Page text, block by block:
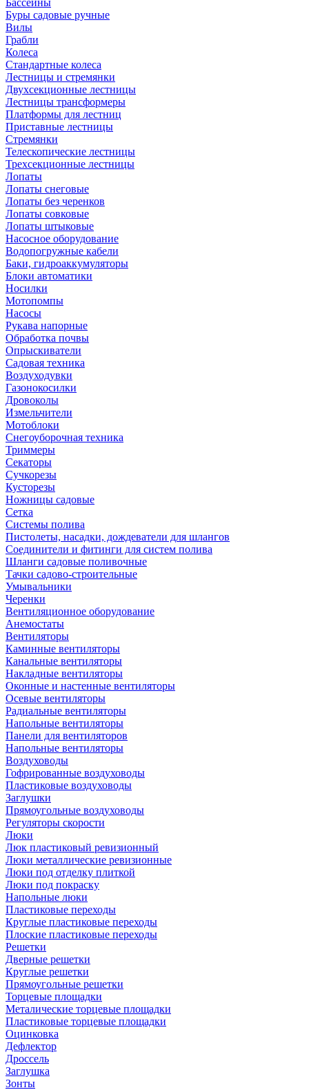
Бассейны
Буры садовые ручные
Вилы
Грабли
Колеса
Стандартные колеса
Лестницы и стремянки
Двухсекционные лестницы
Лестницы трансформеры
Платформы для лестниц
Приставные лестницы
Стремянки
Телескопические лестницы
Трехсекционные лестницы
Лопаты
Лопаты снеговые
Лопаты без черенков
Лопаты совковые
Лопаты штыковые
Насосное оборудование
Водопогружные кабели
Баки, гидроаккумуляторы
Блоки автоматики
Носилки
Мотопомпы
Насосы
Рукава напорные
Обработка почвы
Опрыскиватели
Садовая техника
Воздуходувки
Газонокосилки
Дровоколы
Измельчители
Мотоблоки
Снегоуборочная техника
Триммеры
Секаторы
Сучкорезы
Кусторезы
Ножницы садовые
Сетка
Системы полива
Пистолеты, насадки, дождеватели для шлангов
Соединители и фитинги для систем полива
Шланги садовые поливочные
Тачки садово-строительные
Умывальники
Черенки
Вентиляционное оборудование
Анемостаты
Вентиляторы
Каминные вентиляторы
Канальные вентиляторы
Накладные вентиляторы
Оконные и настенные вентиляторы
Осевые вентиляторы
Радиальные вентиляторы
Напольные вентиляторы
Панели для вентиляторов
Напольные вентиляторы
Воздуховоды
Гофрированные воздуховоды
Пластиковые воздуховоды
Заглушки
Прямоугольные воздуховоды
Регуляторы скорости
Люки
Люк пластиковый ревизионный
Люки металлические ревизионные
Люки под отделку плиткой
Люки под покраску
Напольные люки
Пластиковые переходы
Круглые пластиковые переходы
Плоские пластиковые переходы
Решетки
Дверные решетки
Круглые решетки
Прямоугольные решетки
Торцевые площадки
Металические торцевые площадки
Пластиковые торцевые площадки
Оцинковка
Дефлектор
Дроссель
Заглушка
Зонты